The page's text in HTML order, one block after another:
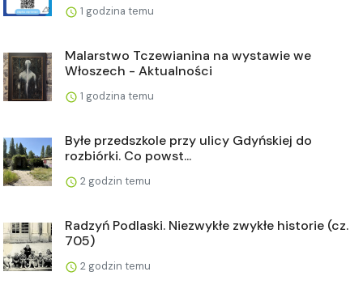
1 godzina temu
Malarstwo Tczewianina na wystawie we
Włoszech - Aktualności
1 godzina temu
Byłe przedszkole przy ulicy Gdyńskiej do
rozbiórki. Co powst...
2 godzin temu
Radzyń Podlaski. Niezwykłe zwykłe historie (cz.
705)
2 godzin temu